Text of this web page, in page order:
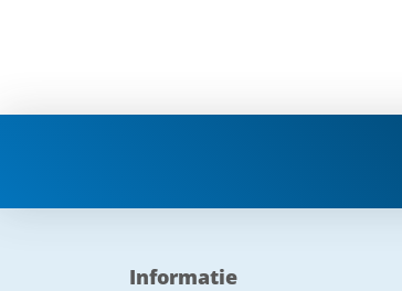
Informatie